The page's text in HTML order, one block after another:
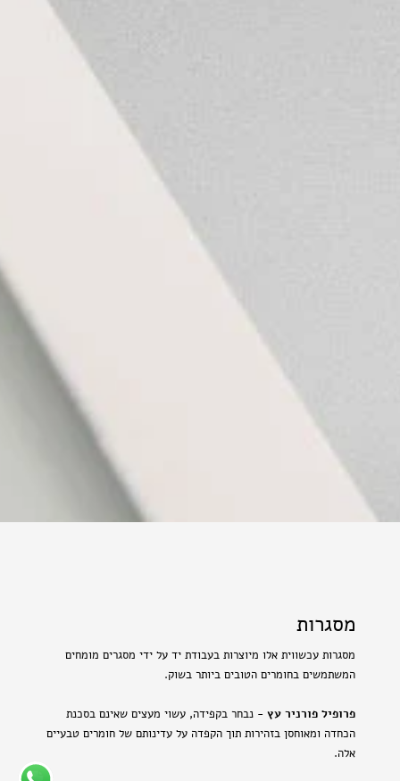
מסגרות
מסגרות עכשווית אלו מיוצרות בעבודת יד על ידי מסגרים מומחים
המשתמשים בחומרים הטובים ביותר בשוק.
פרופיל פורניר עץ - נבחר בקפידה, עשוי מעצים שאינם בסכנת
הכחדה ומאוחסן בזהירות תוך הקפדה על עדינותם של חומרים טבעיים
אלה.